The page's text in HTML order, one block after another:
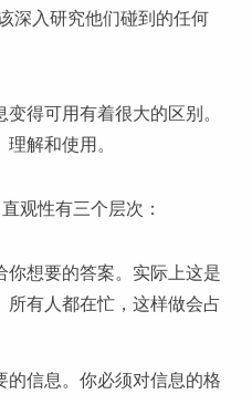
深入研究他们碰到的任何
得可用有着很大的区别。
解和使用。
观性有三个层次：
想要的答案。实际上这是
有人都在忙，这样做会占
信息。你必须对信息的格